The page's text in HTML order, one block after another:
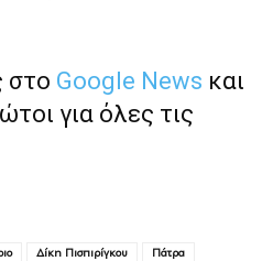
στο Google News και
για όλες τις
Δίκη Πισπιρίγκου Πάτρα